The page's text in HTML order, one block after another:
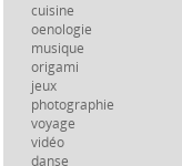
cuisine
oenologie
musique
origami
jeux
photographie
voyage
vidéo
danse